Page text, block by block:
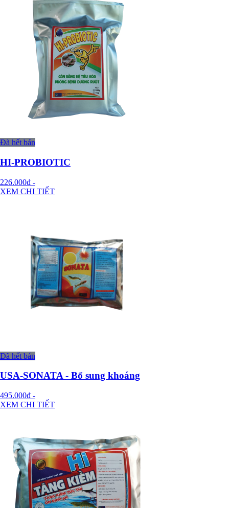
Đã hết bán
HI-PROBIOTIC
226.000đ -
XEM CHI TIẾT
Đã hết bán
USA-SONATA - Bổ sung khoáng
495.000đ -
XEM CHI TIẾT